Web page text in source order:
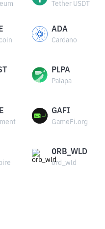
Tether USDT
ADA
Cardano
PLPA
Palapa
GAFI
GameFi.org
ORB_WLD
ord_wld